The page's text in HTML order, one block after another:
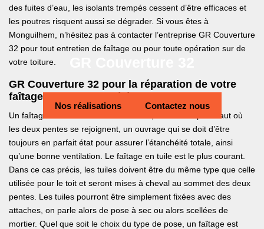
Nos réalisations Contactez nous
des fuites d’eau, les isolants trempés cessent d’être efficaces et
les poutres risquent aussi se dégrader. Si vous êtes à
Monguilhem, n’hésitez pas à contacter l’entreprise GR Couverture
32 pour tout entretien de faîtage ou pour toute opération sur de
votre toiture.
GR Couverture 32 pour la réparation de votre
faîtage : Quel est cet élément de toiture ?
Un faîtage c’est la touche finale du toit, l’endroit le plus haut où
les deux pentes se rejoignent, un ouvrage qui se doit d’être
toujours en parfait état pour assurer l’étanchéité totale, ainsi
qu’une bonne ventilation. Le faîtage en tuile est le plus courant.
Dans ce cas précis, les tuiles doivent être du même type que celle
utilisée pour le toit et seront mises à cheval au sommet des deux
pentes. Les tuiles pourront être simplement fixées avec des
attaches, on parle alors de pose à sec ou alors scellées de
mortier. Quel que soit le choix du type de pose, un faîtage est